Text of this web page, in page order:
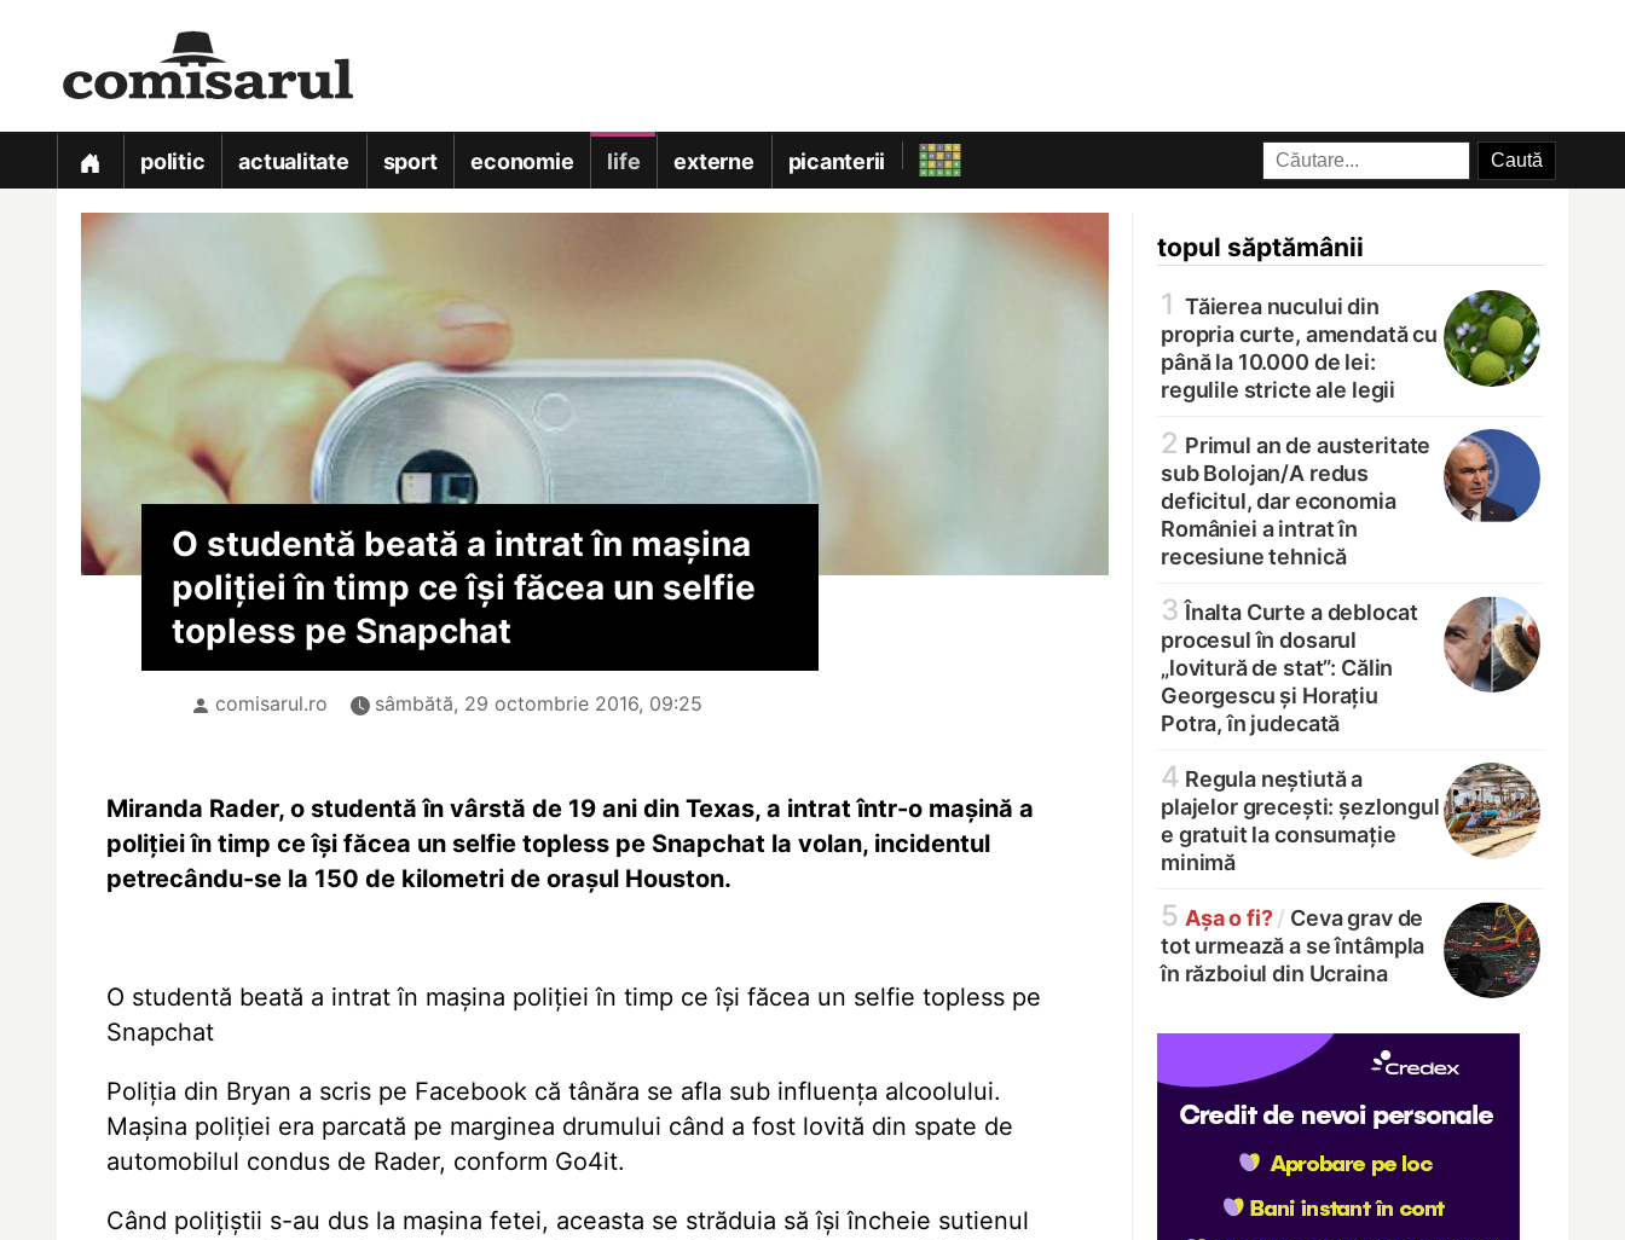
politic actualitate sport economie life externe picanterii
topul săptămânii
1 Tăierea nucului din
propria curte, amendată cu
până la 10.000 de lei:
regulile stricte ale legii
2 Primul an de austeritate
sub Bolojan/A redus
deficitul, dar economia
României a intrat în
recesiune tehnică
3 Înalta Curte a deblocat
procesul în dosarul
„lovitură de stat”: Călin
Georgescu și Horațiu
Potra, în judecată
4 Regula neștiută a
plajelor grecești: șezlongul
e gratuit la consumație
minimă
5 Așa o fi? / Ceva grav de
tot urmează a se întâmpla
în războiul din Ucraina
O studentă beată a intrat în maşina
poliţiei în timp ce îşi făcea un selfie
topless pe Snapchat
comisarul.ro sâmbătă, 29 octombrie 2016, 09:25
Miranda Rader, o studentă în vârstă de 19 ani din Texas, a intrat într-o maşină a
poliţiei în timp ce îşi făcea un selfie topless pe Snapchat la volan, incidentul
petrecându-se la 150 de kilometri de oraşul Houston.
O studentă beată a intrat în maşina poliţiei în timp ce îşi făcea un selfie topless pe
Snapchat
Poliţia din Bryan a scris pe Facebook că tânăra se afla sub influenţa alcoolului.
Maşina poliţiei era parcată pe marginea drumului când a fost lovită din spate de
automobilul condus de Rader, conform Go4it.
Când poliţiştii s-au dus la maşina fetei, aceasta se străduia să îşi încheie sutienul